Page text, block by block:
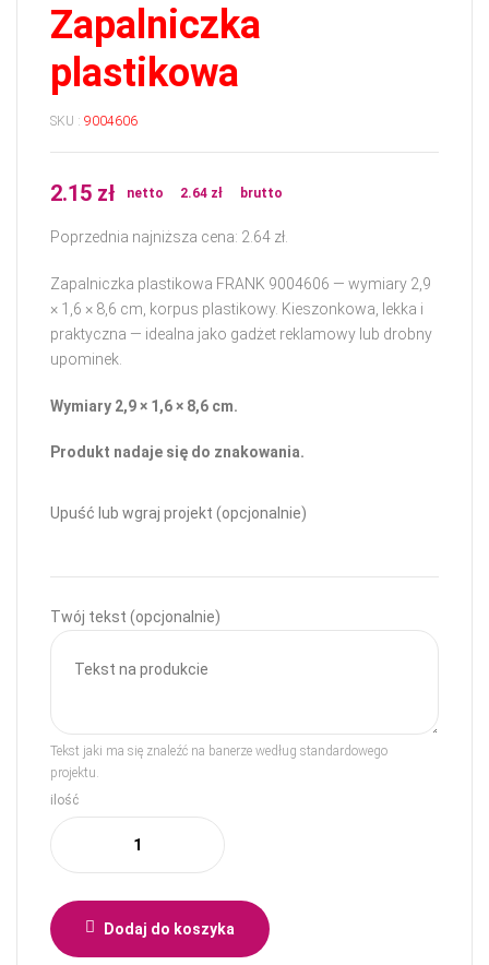
Zapalniczka
plastikowa
SKU : 9004606
2.15 zł netto 2.64 zł brutto
Poprzednia najniższa cena: 2.64 zł
Zapalniczka plastikowa FRANK 9004606 — wymiary 2,9
× 1,6 × 8,6 cm, korpus plastikowy. Kieszonkowa, lekka i
praktyczna — idealna jako gadżet reklamowy lub drobny
upominek.
Wymiary 2,9 × 1,6 × 8,6 cm.
Produkt nadaje się do znakowania.
Upuść lub wgraj projekt (opcjonalnie)
Twój tekst (opcjonalnie)
Tekst jaki ma się znaleźć na banerze według standardowego
projektu.
ilość
Dodaj do koszyka